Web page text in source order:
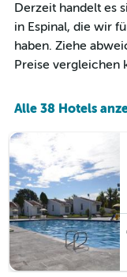
Diagramm
hat
1
X-
die
Tage
vor
dem
Aufenthalt
anzeigt
Das
Diagramm
hat
1
Derzeit handelt es
in Espinal, die wir
haben. Ziehe
Preise vergleichen
Alle 38 Hotels